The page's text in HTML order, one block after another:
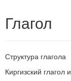
Глагол
Структура глагола
Киргизский